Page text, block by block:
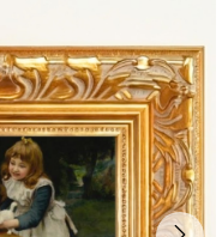
ART
de arte do mundo
para o
a genialidade de
grandes
e o requinte inconfundível